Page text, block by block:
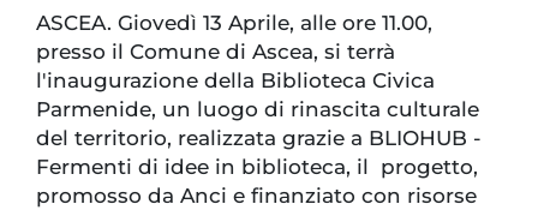
ASCEA. Giovedì 13 Aprile, alle ore 11.00,
presso il Comune di Ascea, si terrà
l'inaugurazione della Biblioteca Civica
Parmenide, un luogo di rinascita culturale
del territorio, realizzata grazie a BLIOHUB -
Fermenti di idee in biblioteca, il progetto,
promosso da Anci e finanziato con risorse